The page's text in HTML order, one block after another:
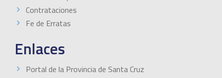
Contrataciones
Fe de Erratas
Enlaces
Portal de la Provincia de Santa Cruz